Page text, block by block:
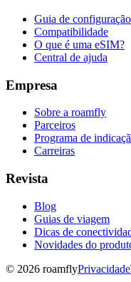
Guia de configuração
Compatibilidade
O que é uma eSIM?
Central de ajuda
Empresa
Sobre a roamfly
Parceiros
Programa de
Carreiras
Revista
Blog
Guias de viagem
Dicas de
Novidades do
© 2026 roamflyPrivacidade